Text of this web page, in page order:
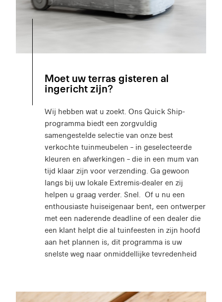
Moet uw terras gisteren al
ingericht zijn?
Wij hebben wat u zoekt. Ons Quick Ship-
programma biedt een zorgvuldig
samengestelde selectie van onze best
verkochte tuinmeubelen – in geselecteerde
kleuren en afwerkingen – die in een mum van
tijd klaar zijn voor verzending. Ga gewoon
langs bij uw lokale Extremis-dealer en zij
helpen u graag verder. Snel. Of u nu een
enthousiaste huiseigenaar bent, een ontwerper
met een naderende deadline of een dealer die
een klant helpt die al tuinfeesten in zijn hoofd
aan het plannen is, dit programma is uw
snelste weg naar onmiddellijke tevredenheid